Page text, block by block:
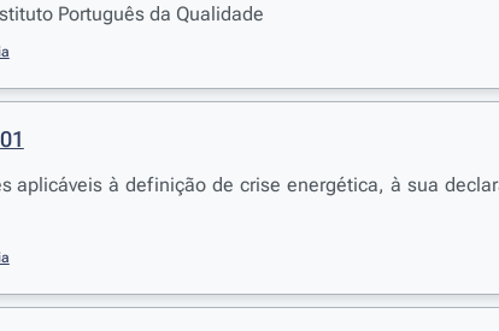
Português da Qualidade
aplicáveis à definição de crise energética, à sua